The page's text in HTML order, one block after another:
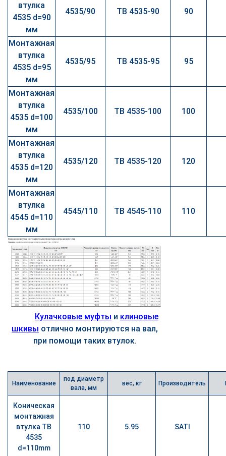
втулка
4535 d=90
мм
4535/90 TB 4535-90 90
Монтажная
втулка
4535 d=95
мм
4535/95 TB 4535-95 95
Монтажная
втулка
4535 d=100
мм
4535/100 TB 4535-100 100
Монтажная
втулка
4535 d=120
мм
4535/120 TB 4535-120 120
Монтажная
втулка
4545 d=110
мм
4545/110 TB 4545-110 110
Кулачковые муфты и клиновые
шкивы отлично монтируются на вал,
при помощи таких втулок.
Наименование
под диаметр
вала, мм
вес, кг Производитель
Коническая
монтажная
втулка TB
4535
d=110mm
110 5.95 SATI